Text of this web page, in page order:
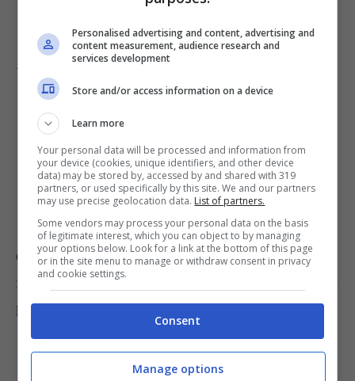
Unite i
Continuate la cottura scoperta per altri 5 minuti
facendo addensare l’intingolo, aggiustate di sale e
pepe.
Personalised advertising and content, advertising and
content measurement, audience research and
services development
Store and/or access information on a device
Learn more
Your personal data will be processed and information from
your device (cookies, unique identifiers, and other device
data) may be stored by, accessed by and shared with 319
partners, or used specifically by this site. We and our partners
may use precise geolocation data. List of partners.
Some vendors may process your personal data on the basis
of legitimate interest, which you can object to by managing
your options below. Look for a link at the bottom of this page
or in the site menu to manage or withdraw consent in privacy
and cookie settings.
Consent
Manage options